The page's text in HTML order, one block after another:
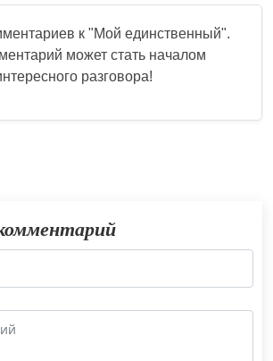
к "Мой единственный".
может стать началом
разговора!